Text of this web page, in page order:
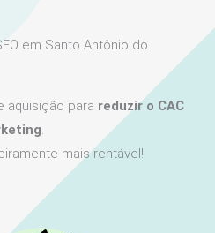
em Santo Antônio do
aquisição para reduzir o CAC
.
mais rentável!